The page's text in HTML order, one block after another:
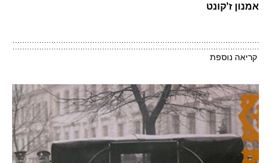
אמנון ז'קונט
קריאה נוספת